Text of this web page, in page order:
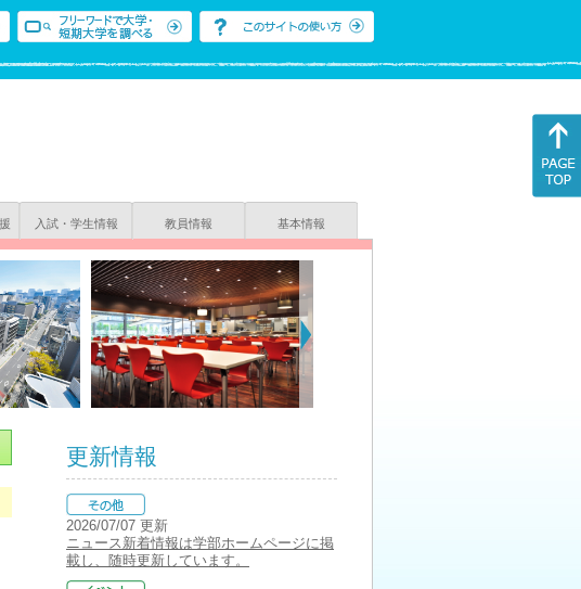
入試・学生情報 教員情報 基本情報
更新情報
2026/07/07 更新
ニュース新着情報は学部ホームページに掲
載し、随時更新しています。